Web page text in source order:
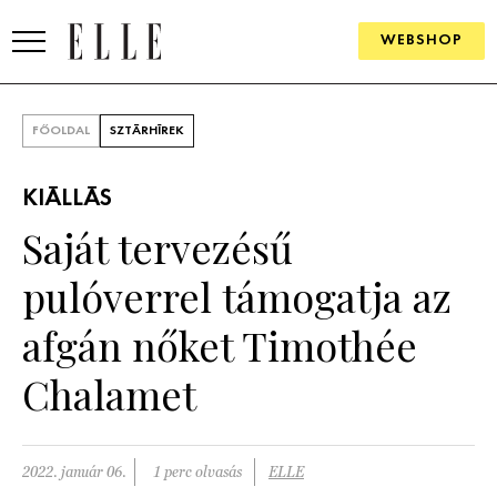
WEBSHOP
SZÉPSÉG
KULTÚRA
PSZICHÉ
PÁRKAPCSOLAT
FŐOLDAL SZTÁRHÍREK
KIÁLLÁS
Saját tervezésű
pulóverrel támogatja az
afgán nőket Timothée
Chalamet
2022. január 06. 1 perc olvasás ELLE